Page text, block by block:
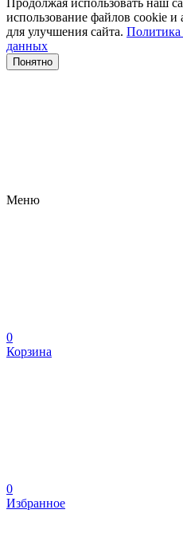
использование файлов сооkіе
для улучшения сайта. Политика
данных
Понятно
Меню
0
Корзина
0
Избранное